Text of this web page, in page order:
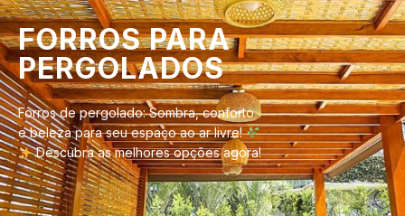
FORROSPARA
PERGOLADOS
Forros de pergolado: Sombra, conforto
e beleza para seu espaço ao ar livre!
Descubra as melhores opções agora!